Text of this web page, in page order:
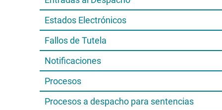
Estados Electrónicos
Fallos de Tutela
Notificaciones
Procesos
Procesos a despacho para sentencias